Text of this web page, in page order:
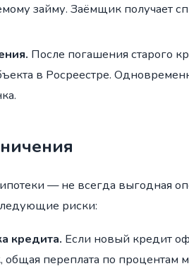
займу. Заёмщик получает
После погашения старого
в Росреестре.
— не всегда выгодная
риски:
кредита. Если новый кредит
общая переплата по процентам